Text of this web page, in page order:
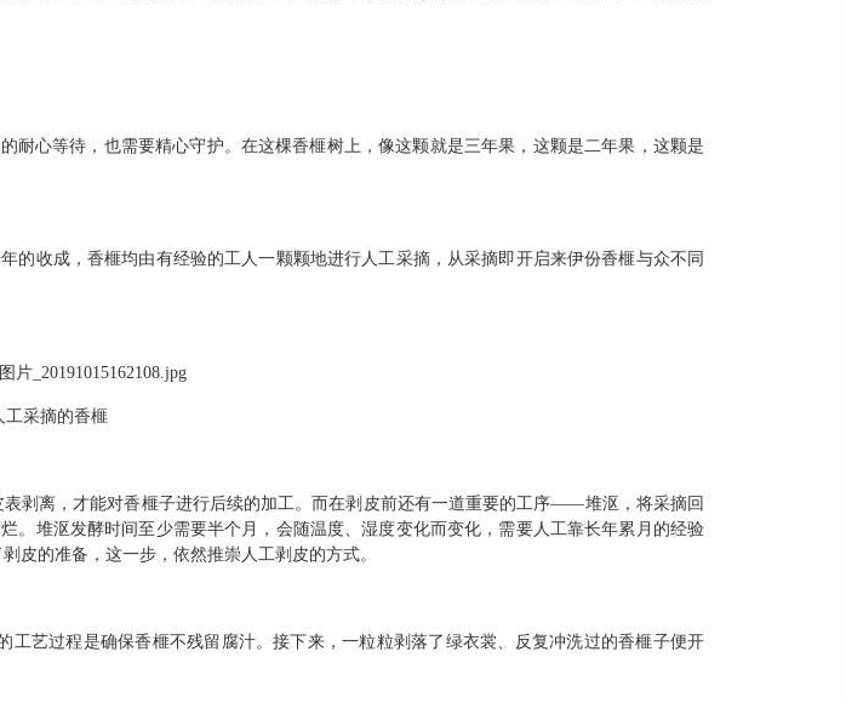
耐心等待，也需要精心守护。在这棵香榧树上，像这颗就是三年果，这颗是二年果，这颗是
收成，香榧均由有经验的工人一颗颗地进行人工采摘，从采摘即开启来伊份香榧与众不同
工采摘的香榧
剥离，才能对香榧子进行后续的加工。而在剥皮前还有一道重要的工序——堆沤，将采摘回
。堆沤发酵时间至少需要半个月，会随温度、湿度变化而变化，需要人工靠长年累月的经验
皮的准备，这一步，依然推崇人工剥皮的方式。
艺过程是确保香榧不残留腐汁。接下来，一粒粒剥落了绿衣裳、反复冲洗过的香榧子便开